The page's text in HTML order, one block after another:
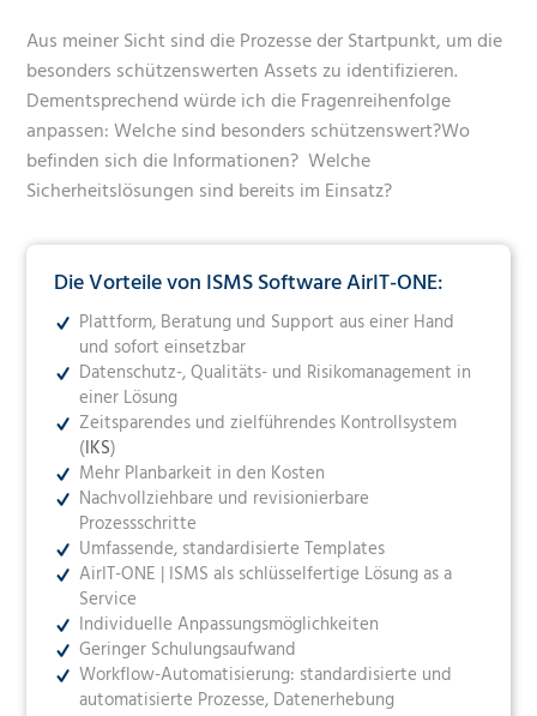
Aus meiner Sicht sind die Prozesse der Startpunkt, um die
besonders schützenswerten Assets zu identifizieren.
Dementsprechend würde ich die Fragenreihenfolge
anpassen: Welche sind besonders schützenswert?Wo
befinden sich die Informationen? Welche
Sicherheitslösungen sind bereits im Einsatz?
Die Vorteile von ISMS Software AirIT-ONE:
Plattform, Beratung und Support aus einer Hand
und sofort einsetzbar
Datenschutz-, Qualitäts- und Risikomanagement in
einer Lösung
Zeitsparendes und zielführendes Kontrollsystem
(IKS)
Mehr Planbarkeit in den Kosten
Nachvollziehbare und revisionierbare
Prozessschritte
Umfassende, standardisierte Templates
AirIT-ONE | ISMS als schlüsselfertige Lösung as a
Service
Individuelle Anpassungsmöglichkeiten
Geringer Schulungsaufwand
Workflow-Automatisierung: standardisierte und
automatisierte Prozesse, Datenerhebung